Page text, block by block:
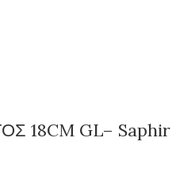
18CM GL– Saphir